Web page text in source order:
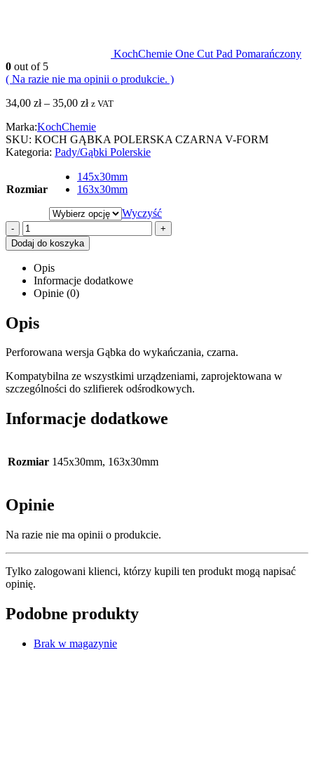
KochChemie One Cut Pad Pomarańczony
0 out of 5
( Na razie nie ma opinii o produkcie. )
34,00 zł– 35,00 zł z VAT
Marka:KochChemie
SKU: KOCH GĄBKA POLERSKA CZARNA V-FORM
Kategoria: Pady/Gąbki Polerskie
Rozmiar
145x30mm
163x30mm
Wyczyść
-
+
Dodaj do koszyka
Opis
Informacje dodatkowe
Opinie (0)
Opis
Perforowana wersja Gąbka do wykańczania, czarna.
Kompatybilna ze wszystkimi urządzeniami, zaprojektowana w
szczególności do szlifierek odśrodkowych.
Informacje dodatkowe
Rozmiar 145x30mm, 163x30mm
Opinie
Na razie nie ma opinii o produkcie.
Tylko zalogowani klienci, którzy kupili ten produkt mogą napisać
opinię.
Podobne produkty
Brak w magazynie